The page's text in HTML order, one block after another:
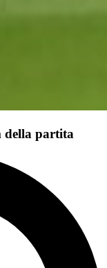
della partita